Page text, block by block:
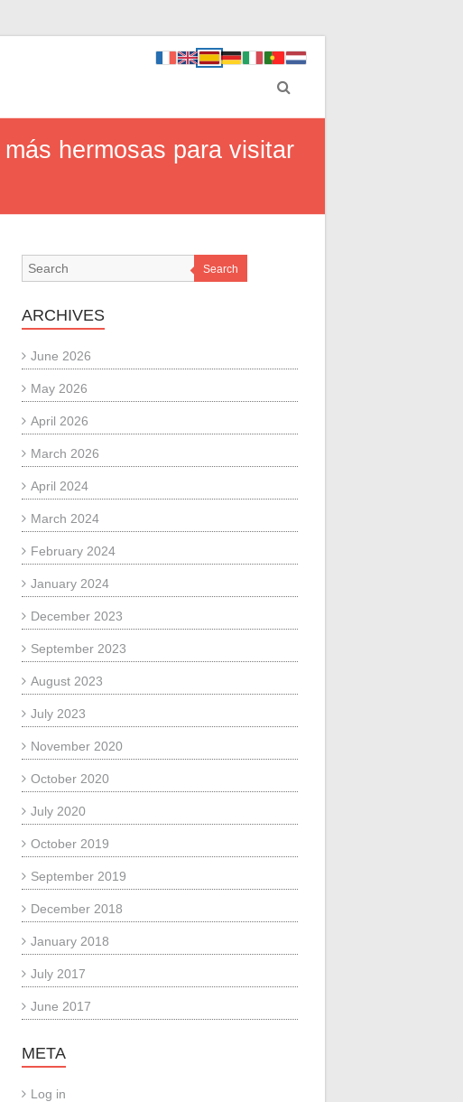
hermosas para visitar
Search
ARCHIVES
June 2026
May 2026
April 2026
March 2026
April 2024
March 2024
February 2024
January 2024
December 2023
September 2023
August 2023
July 2023
November 2020
October 2020
July 2020
October 2019
September 2019
December 2018
January 2018
July 2017
June 2017
META
Log in